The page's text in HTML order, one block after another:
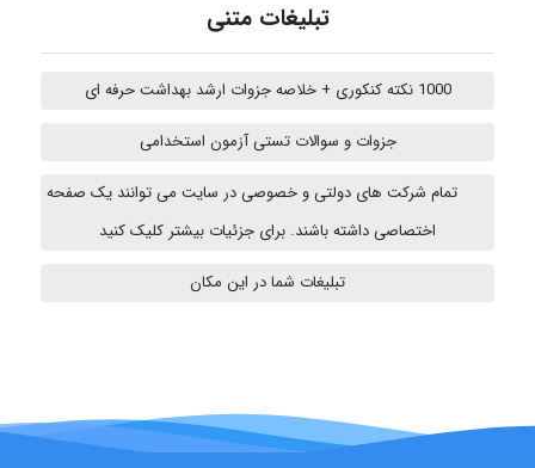
تبلیغات متنی
1000 نکته کنکوری + خلاصه جزوات ارشد بهداشت حرفه ای
جزوات و سوالات تستی آزمون استخدامی
تمام شرکت های دولتی و خصوصی در سایت می توانند یک صفحه
اختصاصی داشته باشند. برای جزئیات بیشتر کلیک کنید
تبلیغات شما در این مکان